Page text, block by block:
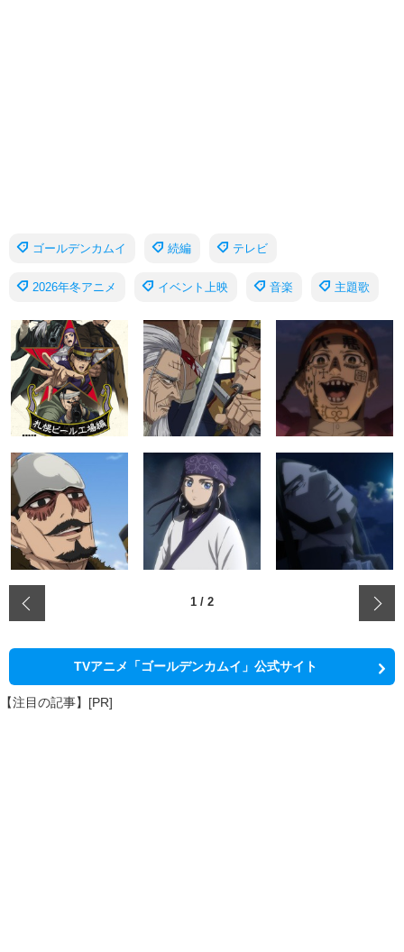
ゴールデンカムイ 続編 テレビ
2026年冬アニメ イベント上映 音楽 主題歌
1 / 2
TVアニメ「ゴールデンカムイ」公式サイト
【注目の記事】[PR]